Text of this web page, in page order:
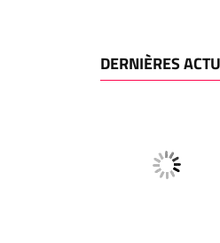
DERNIÈRES